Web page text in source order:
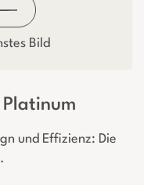
Bild
und Effizienz: Die